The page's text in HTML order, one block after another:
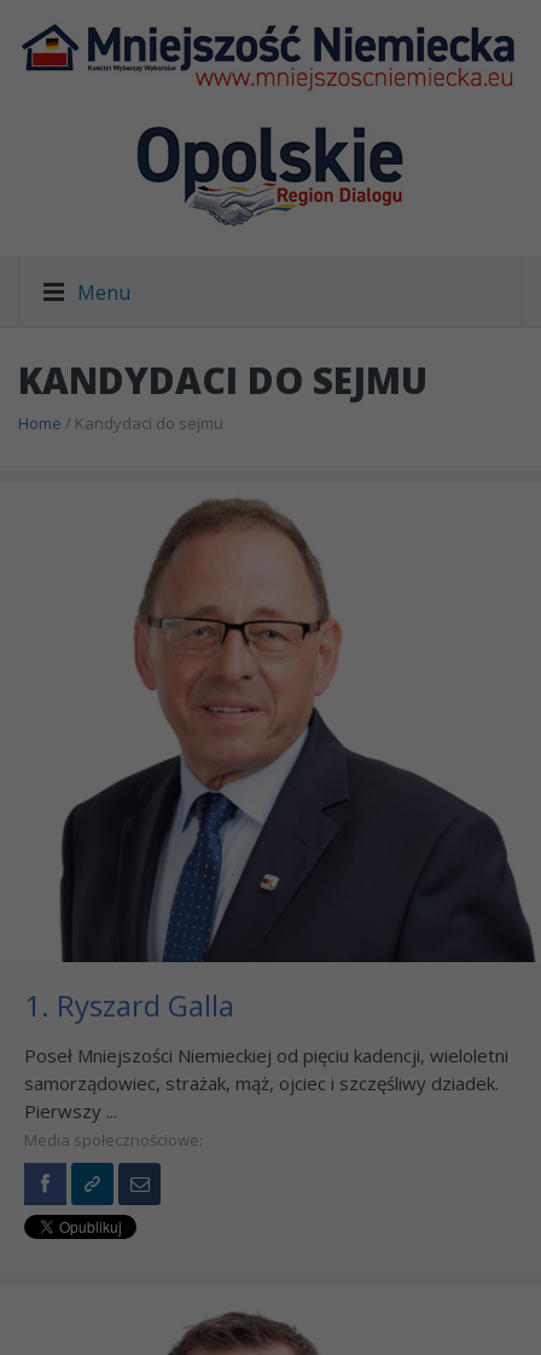
Menu
KANDYDACI DO SEJMU
Home / Kandydaci do sejmu
1. Ryszard Galla
Poseł Mniejszości Niemieckiej od pięciu kadencji, wieloletni
samorządowiec, strażak, mąż, ojciec i szczęśliwy dziadek.
Pierwszy ...
Media społecznościowe: